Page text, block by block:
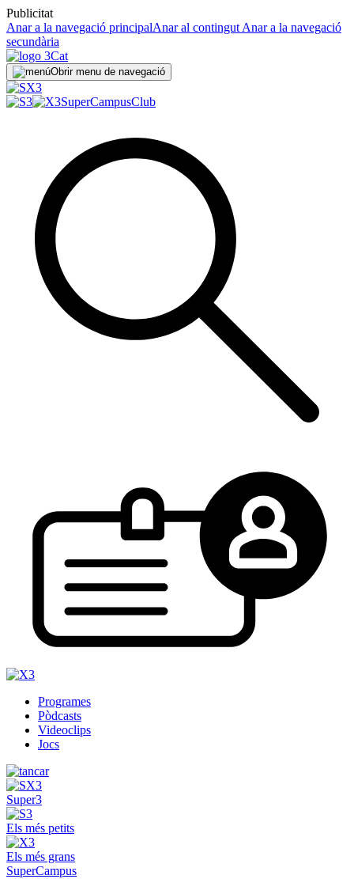
Publicitat
Anar a la navegació principalAnar al contingut Anar a la navegació
secundària
Obrir menu de navegació
SuperCampusClub
Programes
Pòdcasts
Videoclips
Jocs
Super3
Els més petits
Els més grans
SuperCampus